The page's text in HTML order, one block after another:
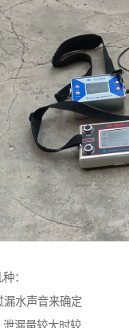
：
漏水声音来确定